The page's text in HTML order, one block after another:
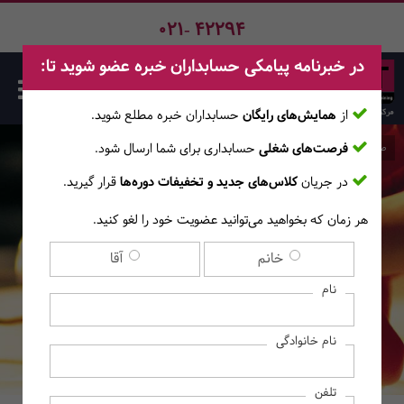
021- 42294
وبلاگ
اخبار آموزشگاه
صفحه اصلی وبلاگ
در خبرنامه پیامکی حسابداران خبره عضو شوید تا:
از همایش‌های رایگان حسابداران خبره مطلع ‎شوید.
فرصت‌های شغلی حسابداری برای شما ارسال شود.
در جریانکلاس‌های جدید و تخفیفات دوره‌هاقرار گیرید.
هر زمان که بخواهید می‌توانید عضویت خود را لغو کنید.
خانم آقا
نام
نام خانوادگی
تلفن